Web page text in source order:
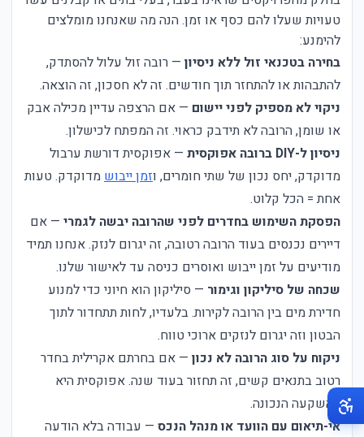
טעויות שעלו להם כסף או זמן. הנה מה שאנחנו מומלצים
להימנע:
בחירה בטכנאי זול ללא ניסיון — רובה זול עלול להסתדק,
להתבהות או להתחזר תוך חודשים. זה לא חסכון, זה הוצאה.
ניקוי לא מספיק לפני יישום — אם הרצפה עדיין מכילה אבק
או שומן, הרובה לא תידבק כראוי. זה המפתח לכישלון.
ניסיון ל-DIY ברובה אפוקסית
— אפוקסית דורשת ערבול
מדוקדק, יחס נכון של שתי חומרים, וזמן ייבוש מדוקדק. טעות
אחת = הכל קלוט.
הפסקת השימוש בחדרים לפני שהרובה יבשה לגמרי — אם
דיירים נכנסים בעוד הרובה רטובה, זה יגרום לנזק. אנחנו תמיד
מודיעים על זמן ייבוש ואוסרים כניסה עד לאישור שלנו.
שכחה של סיליקון וגימור — סיליקון הוא חיוני כדי למנוע
חדירת מים בין הרובה לקירות. בלעדיו, לחות תתחדור לתוך
הבטון וזה יגרום לנזקים ארוכי טווח.
ניקוח על סוג הרובה לא נכון — אם בחרתם אקרילית בחדר
רטוב בתנאים קשים, זה תחזור בעוד שנה. אפוקסית היא
ההשקעה הנכונה.
אי-תיאום עם הוועד או מנהל הנכס — עבודה בלא הודעה